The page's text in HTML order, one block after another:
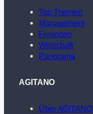
Top Themen
Management
Finanzen
Wirtschaft
Panorama
AGITANO
Über AGITANO